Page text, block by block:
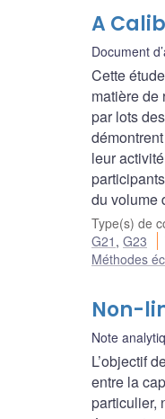
A
Document
Cette
matière de
par lots
leur
du volume
Type(s) de
G21 , G23
Méthodes
Non-
Note
L’objectif
entre la
particulier,